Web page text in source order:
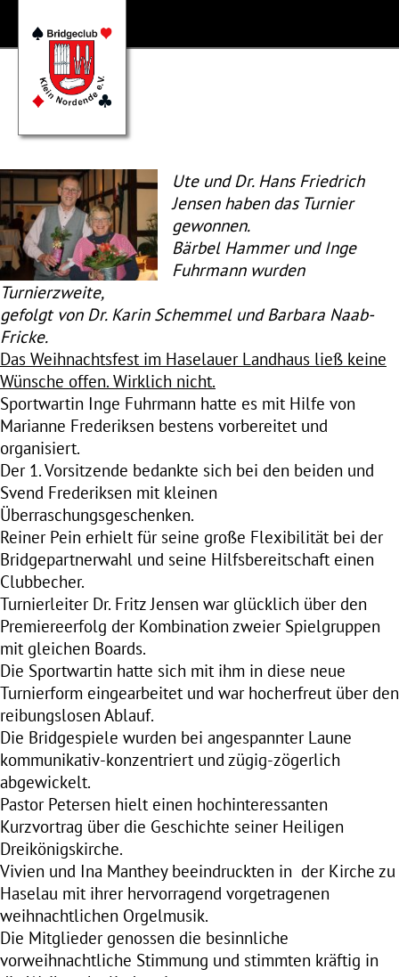
Ute und Dr. Hans Friedrich
Jensen haben das Turnier
gewonnen.
Bärbel Hammer und Inge
Fuhrmann wurden
Turnierzweite,
gefolgt von Dr. Karin Schemmel und Barbara Naab-
Fricke.
Das Weihnachtsfest im Haselauer Landhaus ließ keine
Wünsche offen. Wirklich nicht.
Sportwartin Inge Fuhrmann hatte es mit Hilfe von
Marianne Frederiksen bestens vorbereitet und
organisiert.
Der 1. Vorsitzende bedankte sich bei den beiden und
Svend Frederiksen mit kleinen
Überraschungsgeschenken.
Reiner Pein erhielt für seine große Flexibilität bei der
Bridgepartnerwahl und seine Hilfsbereitschaft einen
Clubbecher.
Turnierleiter Dr. Fritz Jensen war glücklich über den
Premiereerfolg der Kombination zweier Spielgruppen
mit gleichen Boards.
Die Sportwartin hatte sich mit ihm in diese neue
Turnierform eingearbeitet und war hocherfreut über den
reibungslosen Ablauf.
Die Bridgespiele wurden bei angespannter Laune
kommunikativ-konzentriert und zügig-zögerlich
abgewickelt.
Pastor Petersen hielt einen hochinteressanten
Kurzvortrag über die Geschichte seiner Heiligen
Dreikönigskirche.
Vivien und Ina Manthey beeindruckten in der Kirche zu
Haselau mit ihrer hervorragend vorgetragenen
weihnachtlichen Orgelmusik.
Die Mitglieder genossen die besinnliche
vorweihnachtliche Stimmung und stimmten kräftig in